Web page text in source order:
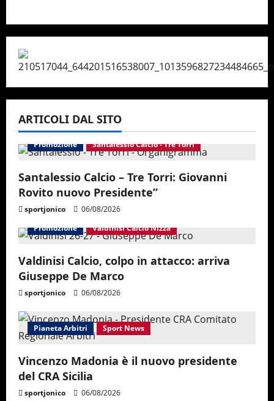
ARTICOLI DAL SITO
Promozione Santalessio Calcio - Tre Torri
Santalessio Calcio – Tre Torri: Giovanni
Rovito nuovo Presidente”
sportjonico
06/08/2026
Promozione
Valdinisi Calcio Nizza
Valdinisi Calcio, colpo in attacco: arriva
Giuseppe De Marco
sportjonico 06/08/2026
Pianeta Arbitri Sport News
Vincenzo Madonia è il nuovo presidente
del CRA Sicilia
sportjonico
06/08/2026